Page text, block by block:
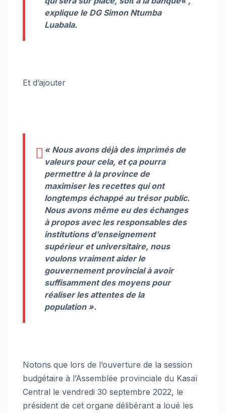
explique le DG Simon Ntumba
Luabala.
Et d’ajouter
« Nous avons déjà des imprimés de
valeurs pour cela, et ça pourra
permettre à la province de
maximiser les recettes qui ont
longtemps échappé au trésor public.
Nous avons même eu des échanges
à propos avec les responsables des
institutions d’enseignement
supérieur et universitaire, nous
voulons vraiment aider le
gouvernement provincial à avoir
suffisamment des moyens pour
réaliser les attentes de la
population ».
Notons que lors de l’ouverture de la session
budgétaire à l’Assemblée provinciale du Kasaï
Central le vendredi 30 septembre 2022, le
président de cet organe délibérant a loué les